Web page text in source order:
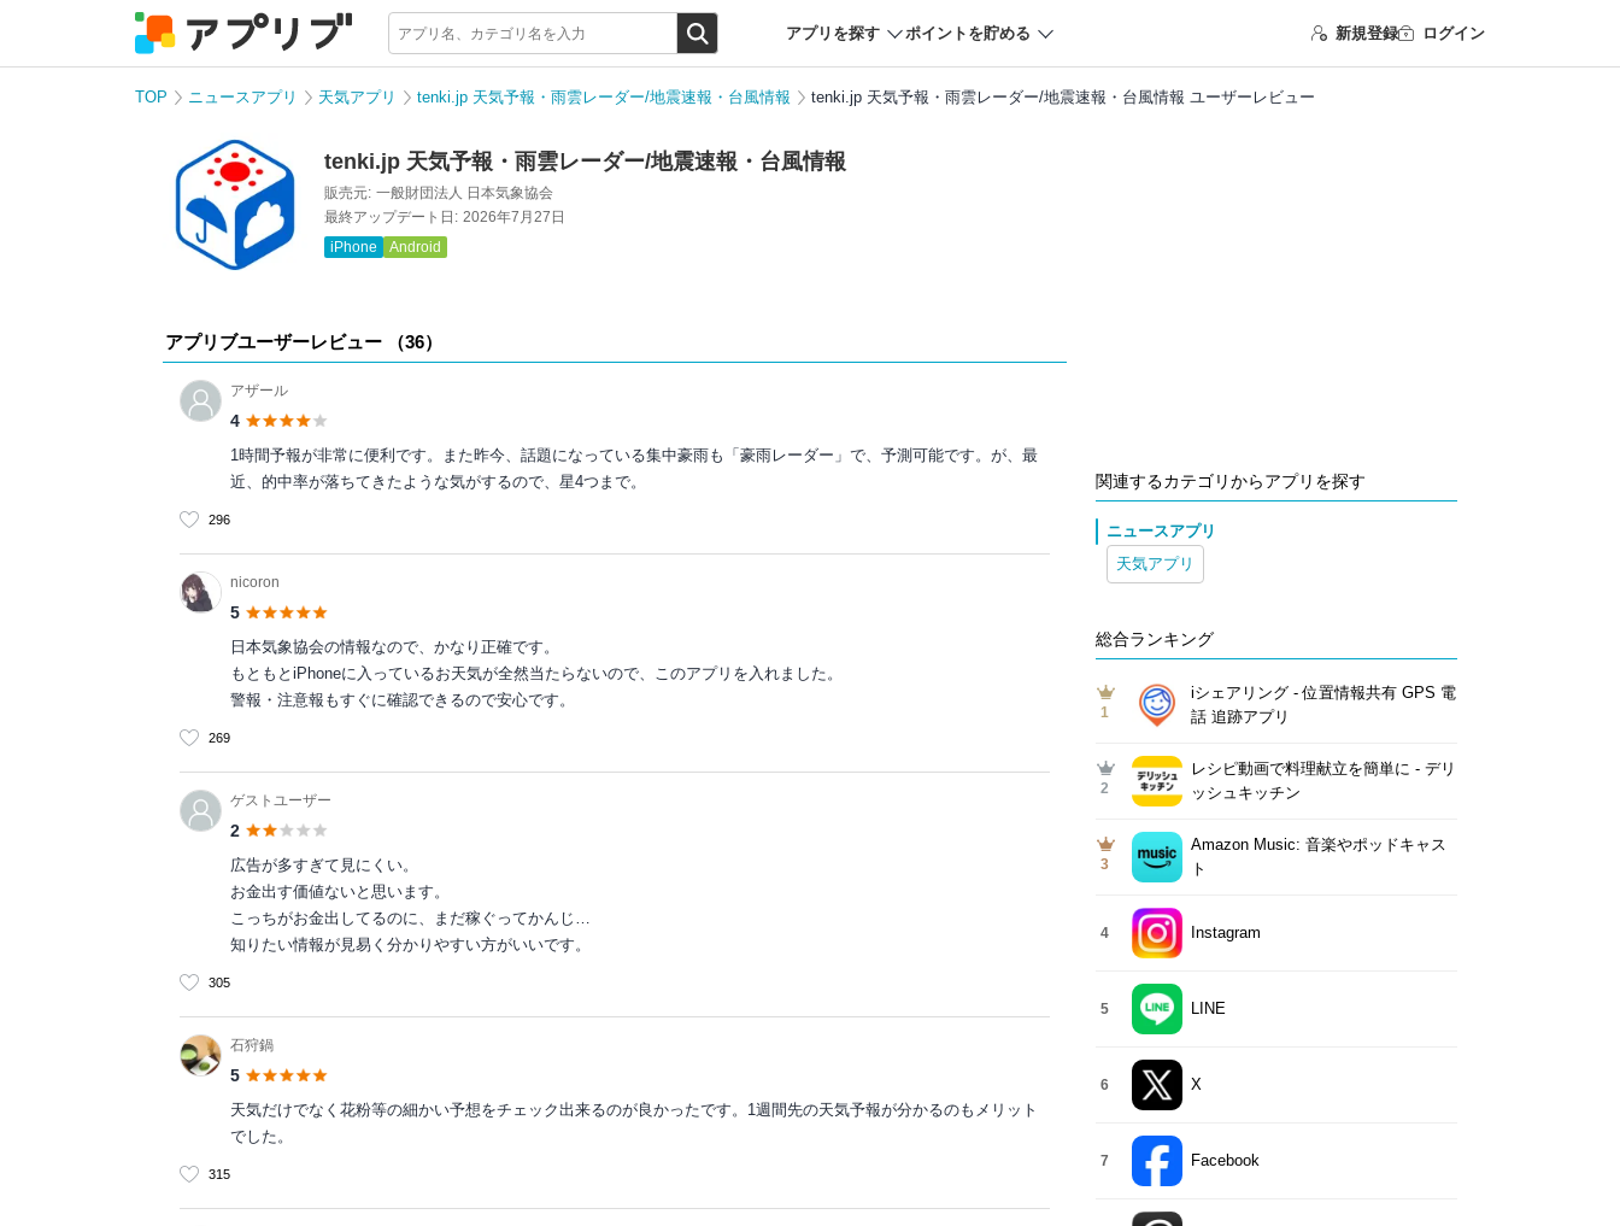
アプリを探す ポイントを貯める 新規登録 ログイン
TOP ニュースアプリ 天気アプリ tenki.jp 天気予報・雨雲レーダー/地震速報・台風情報 tenki.jp 天気予報・雨雲レーダー/地震速報・台風情報 ユーザーレビュー
tenki.jp 天気予報・雨雲レーダー/地震速報・台風情報
販売元: 一般財団法人 日本気象協会
最終アップデート日: 2026年7月27日
iPhone
Android
アプリブユーザーレビュー （36）
アザール
4
1時間予報が非常に便利です。また昨今、話題になっている集中豪雨も「豪雨レーダー」で、予測可能です。が、最
近、的中率が落ちてきたような気がするので、星4つまで。
296
nicoron
5
日本気象協会の情報なので、かなり正確です。
もともとiPhoneに入っているお天気が全然当たらないので、このアプリを入れました。
警報・注意報もすぐに確認できるので安心です。
269
ゲストユーザー
2
広告が多すぎて見にくい。
お金出す価値ないと思います。
こっちがお金出してるのに、まだ稼ぐってかんじ…
知りたい情報が見易く分かりやすい方がいいです。
305
石狩鍋
5
天気だけでなく花粉等の細かい予想をチェック出来るのが良かったです。1週間先の天気予報が分かるのもメリット
でした。
315
関連するカテゴリからアプリを探す
ニュースアプリ
天気アプリ
総合ランキング
1
iシェアリング - 位置情報共有 GPS 電
話 追跡アプリ
2
レシピ動画で料理献立を簡単‪に - デリ
ッシュキッチン
3
Amazon Music: 音楽やポッドキャス
ト
4 Instagram
5 LINE
6 X
7 Facebook